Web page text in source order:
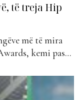
të treja Hip
më të mira
kemi pasur
nga
këtë javë u